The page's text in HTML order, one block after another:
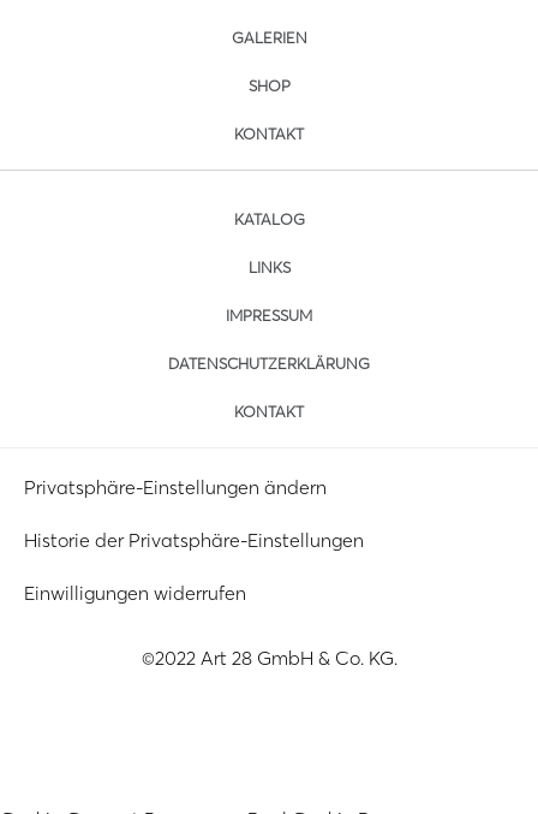
GALERIEN
SHOP
KONTAKT
KATALOG
LINKS
IMPRESSUM
DATENSCHUTZERKLÄRUNG
KONTAKT
Privatsphäre-Einstellungen ändern
Historie der Privatsphäre-Einstellungen
Einwilligungen widerrufen
©2022 Art 28 GmbH & Co. KG.